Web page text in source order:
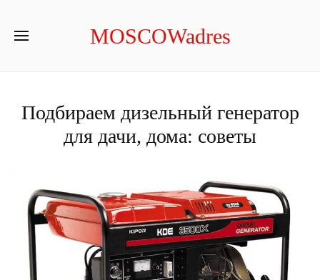
MOSCOWadres
Подбираем дизельный генератор
для дачи, дома: советы